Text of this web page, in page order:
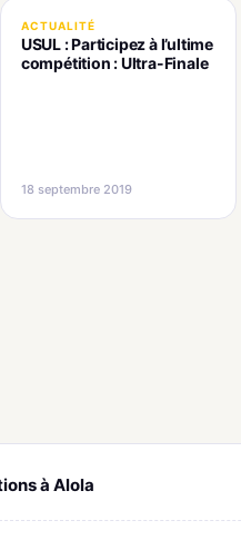
ACTUALITÉ
USUL : Participez à l’ultime
compétition : Ultra-Finale
18 septembre 2019
à Alola